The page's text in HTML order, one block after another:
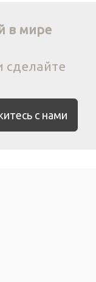
в мире
сделайте
с нами